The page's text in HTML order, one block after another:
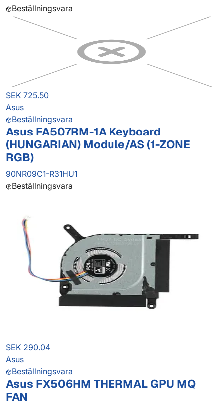
Beställningsvara
SEK 725.50
Asus
Beställningsvara
Asus FA507RM-1A Keyboard
(HUNGARIAN) Module/AS (1-ZONE
RGB)
90NR09C1-R31HU1
Beställningsvara
SEK 290.04
Asus
Beställningsvara
Asus FX506HM THERMAL GPU MQ
FAN